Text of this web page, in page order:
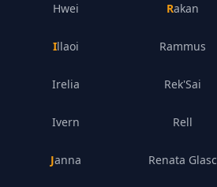
Hwei
Illaoi
Irelia
Ivern
Janna
Rakan
Rammus
Rek'Sai
Rell
Renata Glasc